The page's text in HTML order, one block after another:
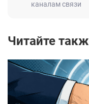
каналам связи
Читайте